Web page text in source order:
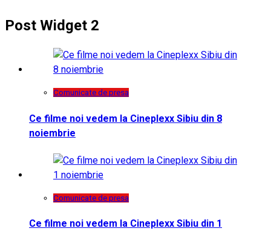
Post Widget 2
Comunicate de presa
Ce filme noi vedem la Cineplexx Sibiu din 8
noiembrie
Comunicate de presa
Ce filme noi vedem la Cineplexx Sibiu din 1